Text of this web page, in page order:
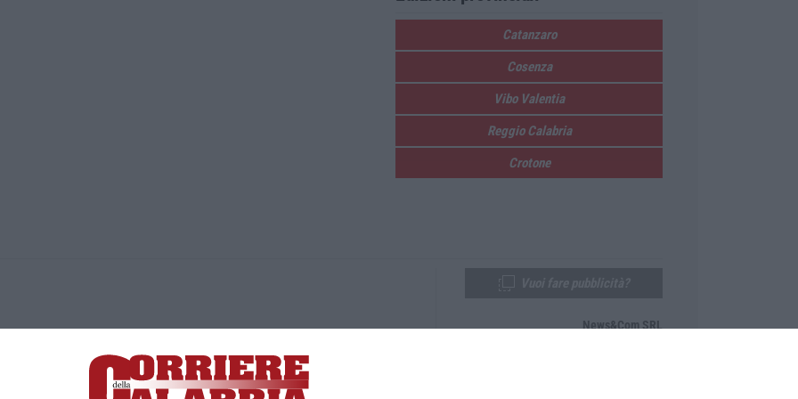
Catanzaro
Cosenza
Vibo Valentia
Reggio Calabria
Crotone
Lamezia Terme (CZ)
responsabile Paola Militano |Privacy
News&Com SRL